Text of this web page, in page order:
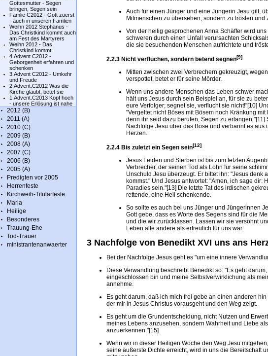
Gottesmutter - Segen
bringen, Segen sein
Famlie C2012 - Gott zuerst
- auch in unseren Famlien
Weihn 2012 Stephanus -
Das Christkind kommt auch
am Fest des Martyrers
Weihn 2012 - Das
Christkind kommt!
4.Advent C2012 -
Geborgenheit erfahren und
schenken
3.Advent C2012 - Umkehr
und Freude
2.Advent.C2012 Was die
Kirche glaubt, betet sie
1.Advent.C2013 Kopf hoch
- unsere Erlösung ist nahe
2012 (B)
2011 (A)
2010 (C)
2009 (B)
2008 (A)
2007 (C)
2006 (B)
2005 (A)
Predigten vor 2005
Herrenfeste
Kirchweih-Titularfeste
Maria
Heilige
Besonderes
Trauung-Ehe
Tod-Trauer
ministrantenanwaerter
Auch für einen Jünger und eine Jüngerin Jesu gilt,
Mitmenschen zu übersehen, sondern zu trösten und
Von der heilig gesprochenen Anna Schäffer wird
schweren durch einen Unfall verursachten
die sie besuchenden Menschen aufrichtete und
2.2.3 Nicht verfluchen, sondern betend segnen[9]
Mitten zwischen zwei Verbrechern gekreuzigt,
verspottet, betet er für seine Mörder.
Wenn uns andere Menschen das Leben schwer
hält uns Jesus durch sein Beispiel an, für sie zu
eure Verfolger; segnet sie, verflucht sie nicht!"[10]
"Vergeltet nicht Böses mit Bösem noch Kränkung
denn ihr seid dazu berufen, Segen zu
Nachfolge Jesu über das Böse und verbannt es aus
Herzen.
2.2.4 Bis zuletzt ein Segen sein[12]
Jesus Leiden und Sterben ist bis zum letzten
Verbrecher, der seinen Tod als Lohn für seine
Unschuld Jesu überzeugt. Er bittet ihn: "Jesus denk
kommst." Und Jesus antwortet: "Amen, ich sage dir:
Paradies sein."[13] Die letzte Tat des irdischen
rettende, eine Heil schenkende.
So sollte es auch bei uns Jünger und Jüngerinnen
Gott gebe, dass es Worte des Segens sind für die
und die wir zurücklassen. Lassen wir sie versöhnt
Leben alle andere als erfreulich für uns war.
3 Nachfolge von Benedikt XVI uns ans
Bei der Nachfolge Jesus geht es "um eine innere
Diese Verwandlung beschreibt Benedikt so: "Es geht
eingeschlossen bin und meine Selbstverwirklichung als
annehme.
Es geht darum, daß ich mich frei gebe an einen anderen
der mir in Jesus Christus vorausgeht und den Weg zeigt.
Es geht um die Grundentscheidung, nicht Nutzen und
meines Lebens anzusehen, sondern Wahrheit und Liebe
anzuerkennen."[15]
Wenn wir in dieser Heiligen Woche den Weg Jesu
seine äußerste Dichte erreicht, wird in uns die Bereitschaft